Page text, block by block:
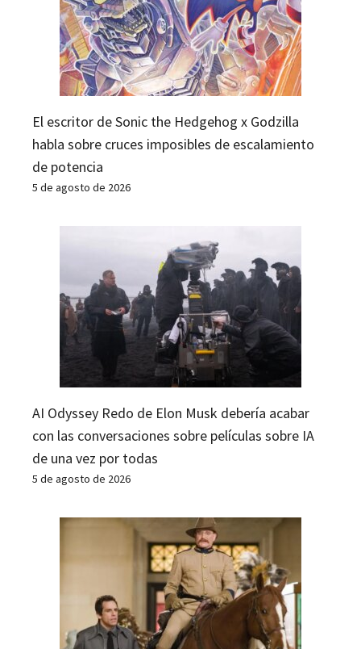
El escritor de Sonic the Hedgehog x Godzilla
habla sobre cruces imposibles de escalamiento
de potencia
5 de agosto de 2026
AI Odyssey Redo de Elon Musk debería acabar
con las conversaciones sobre películas sobre IA
de una vez por todas
5 de agosto de 2026